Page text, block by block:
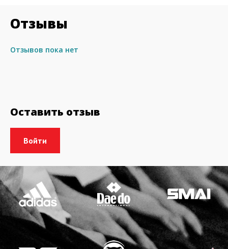
Отзывы
Отзывов пока нет
Оставить отзыв